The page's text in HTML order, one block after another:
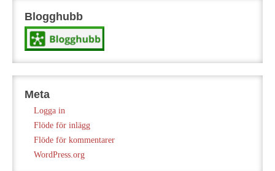
Blogghubb
Meta
Logga in
Flöde för inlägg
Flöde för kommentarer
WordPress.org